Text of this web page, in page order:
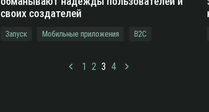
своих создателей
Запуск Мобильные приложения B2C
1 2 3 4